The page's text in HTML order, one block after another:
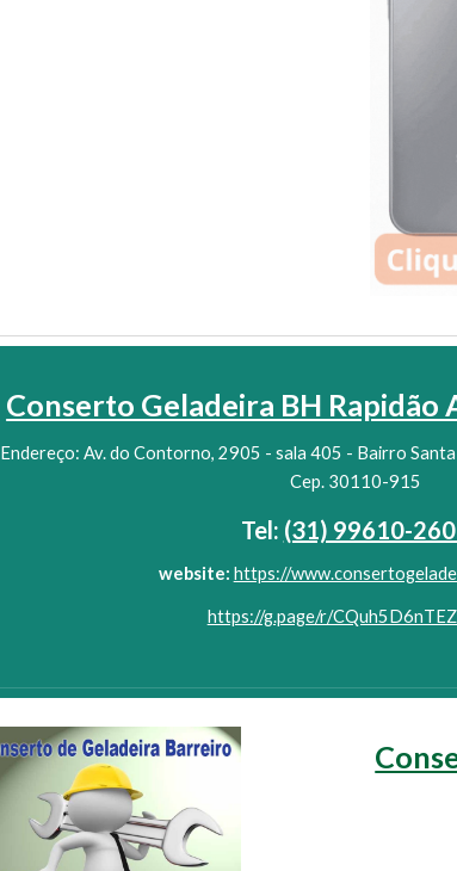
Conserto Geladeira BH Rapidão
Endereço: Av. do Contorno, 2905 - sala 405 - Bairro
Cep. 30110-915
Tel: (31) 99610-
website: https://
https://g.page/r/